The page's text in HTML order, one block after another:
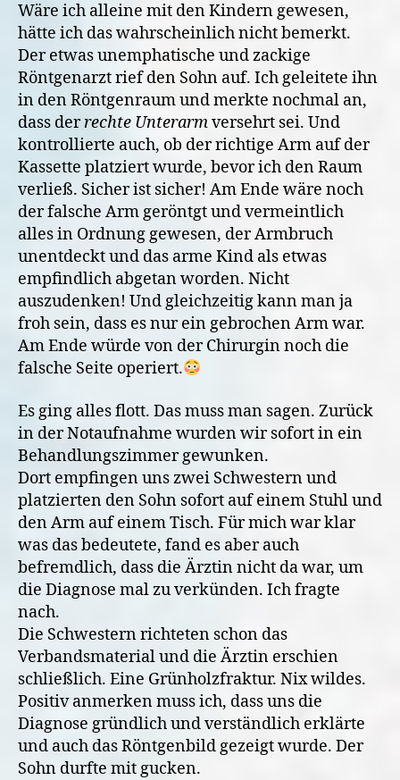
Wäre ich alleine mit den Kindern gewesen,
hätte ich das wahrscheinlich nicht bemerkt.
Der etwas unemphatische und zackige
Röntgenarzt rief den Sohn auf. Ich geleitete ihn
in den Röntgenraum und merkte nochmal an,
dass derrechte Unterarmversehrt sei. Und
kontrollierte auch, ob der richtige Arm auf der
Kassette platziert wurde, bevor ich den Raum
verließ. Sicher ist sicher! Am Ende wäre noch
der falsche Arm geröntgt und vermeintlich
alles in Ordnung gewesen, der Armbruch
unentdeckt und das arme Kind als etwas
empfindlich abgetan worden. Nicht
auszudenken! Und gleichzeitig kann man ja
froh sein, dass es nur ein gebrochen Arm war.
Am Ende würde von der Chirurgin noch die
falsche Seite operiert.
Es ging alles flott. Das muss man sagen. Zurück
in der Notaufnahme wurden wir sofort in ein
Behandlungszimmer gewunken.
Dort empfingen uns zwei Schwestern und
platzierten den Sohn sofort auf einem Stuhl und
den Arm auf einem Tisch. Für mich war klar
was das bedeutete, fand es aber auch
befremdlich, dass die Ärztin nicht da war, um
die Diagnose mal zu verkünden. Ich fragte
nach.
Die Schwestern richteten schon das
Verbandsmaterial und die Ärztin erschien
schließlich. Eine Grünholzfraktur. Nix wildes.
Positiv anmerken muss ich, dass uns die
Diagnose gründlich und verständlich erklärte
und auch das Röntgenbild gezeigt wurde. Der
Sohn durfte mit gucken.